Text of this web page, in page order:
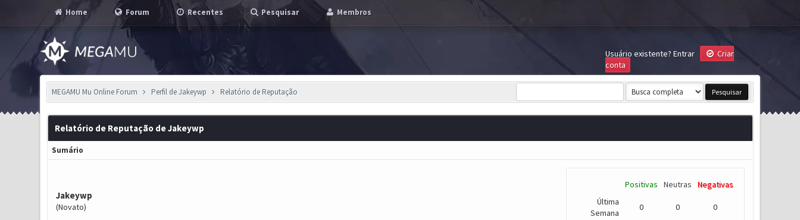
Home Forum Recentes Pesquisar Membros
Usuário existente? Entrar
Criar
conta
MEGAMU Mu Online Forum Perfil de Jakeywp Relatório de Reputação
Relatório de Reputação de Jakeywp
Sumário
Jakeywp
(Novato)
Positivas Neutras
Negativas
Última
Semana
0 0 0